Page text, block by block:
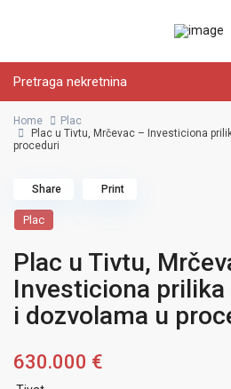
Pretraga nekretnina
Home
Plac
Plac u Tivtu, Mrčevac – Investiciona
proceduri
Plac
Plac u Tivtu,
Investiciona
i dozvolama u
630.000 €
Share Print